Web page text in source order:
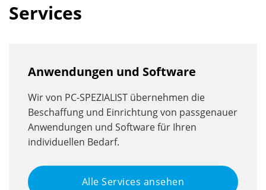
Services
Anwendungen und Software
Wir von PC-SPEZIALIST übernehmen die
Beschaffung und Einrichtung von passgenauer
Anwendungen und Software für Ihren
individuellen Bedarf.
Alle Services ansehen